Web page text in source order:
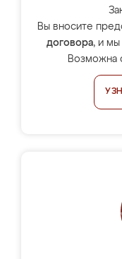
Вы вносите
договора, и мы
Возможна